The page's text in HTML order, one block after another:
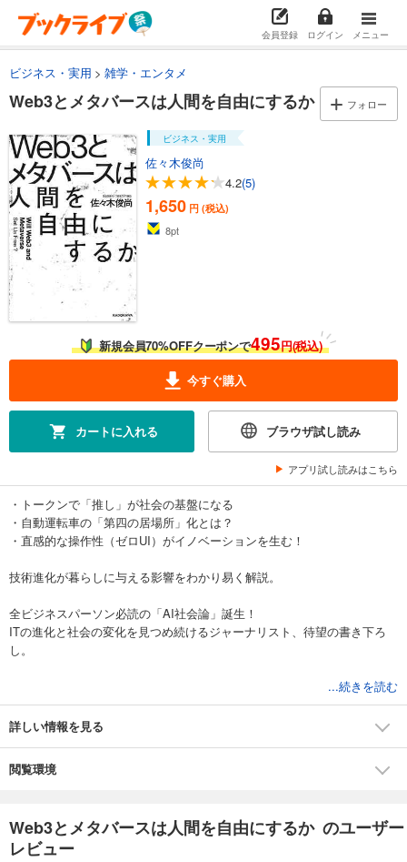
会員登録 ログイン メニュー
ビジネス・実用 雑学・エンタメ
Web3とメタバースは人間を自由にするか フォロー
ビジネス・実用
佐々木俊尚
4.2(5)
1,650 円 (税込)
8pt
新規会員70%OFFクーポンで495円(税込)
今すぐ購入
カートに入れる ブラウザ試し読み
アプリ試し読みはこちら
・トークンで「推し」が社会の基盤になる
・自動運転車の「第四の居場所」化とは？
・直感的な操作性（ゼロUI）がイノベーションを生む！
技術進化が暮らしに与える影響をわかり易く解説。
全ビジネスパーソン必読の「AI社会論」誕生！
ITの進化と社会の変化を見つめ続けるジャーナリスト、待望の書き下ろ
し。
第二章 ウェブ３はビッグテックの「支配」を終わらせることができるの
か？
第四章 メタバースと自動運転が都市を変える
第五章 ウェブ３が進化した世界はこうなる
現実は置いてけぼりにしてしまうだろう――
近年のデータ収集攻防戦から論じられた“ビッグテックＶＳユーザー”とい
...続きを読む
詳しい情報を見る
閲覧環境
Web3とメタバースは人間を自由にするか のユーザー
レビュー